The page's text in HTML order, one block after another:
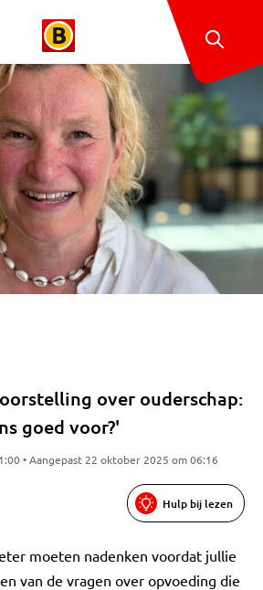
over ouderschap:
goed voor?'
• Aangepast 22 oktober 2025 om 06:16
Hulp bij lezen
moeten nadenken voordat jullie
van de vragen over opvoeding die